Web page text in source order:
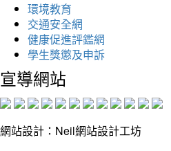
環境教育
交通安全網
健康促進評鑑網
學生獎懲及申訴
宣導網站
網站設計：Neil網站設計工坊